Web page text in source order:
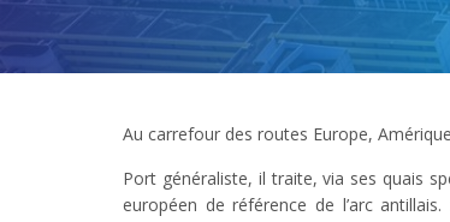
Au carrefour des routes Europe,
Port généraliste, il traite, via ses quais
européen de référence de l’arc